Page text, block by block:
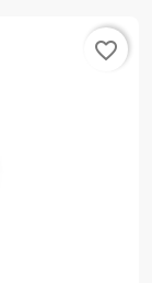
favorite_border